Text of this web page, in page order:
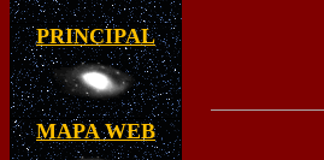
PRINCIPAL
MAPA WEB